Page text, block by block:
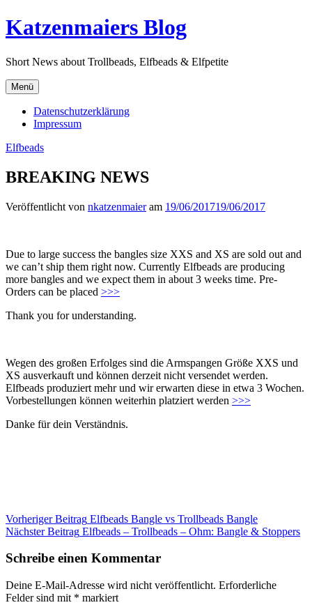
Direkt
zum
Katzenmaiers Blog
Short News about Trollbeads, Elfbeads & Elfpetite
Menü
Datenschutzerklärung
Impressum
Elfbeads
BREAKING NEWS
Veröffentlicht von nkatzenmaieram 19/06/201719/06/2017
Due to large success the bangles size XXS and XS are sold out and
we can’t ship them right now. Currently Elfbeads are producing
more bangles and we expect them in about 3 weeks time. Pre-
Orders can be placed >>>
Thank you for understanding.
Wegen des großen Erfolges sind die Armspangen Größe XXS und
XS ausverkauft und können derzeit nicht versendet werden.
Elfbeads produziert mehr und wir erwarten diese in etwa 3 Wochen.
Vorbestellungen können weiterhin platziert werden >>>
Danke für dein Verständnis.
Beitragsnavigation
Vorheriger Beitrag Elfbeads Bangle vs Trollbeads Bangle
Nächster Beitrag Elfbeads – Trollbeads – Ohm: Bangle & Stoppers
Schreibe einen Kommentar
Deine E-Mail-Adresse wird nicht veröffentlicht. Erforderliche
Felder sind mit * markiert